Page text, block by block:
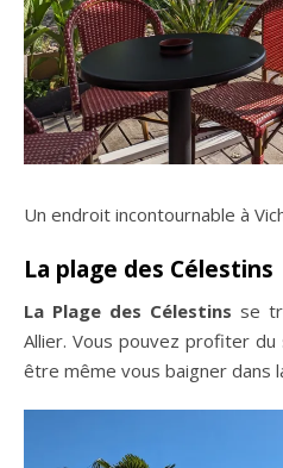
Un endroit incontournable à
La plage des Célestins
La Plage des Célestins se
Allier. Vous pouvez profiter
être même vous baigner dans